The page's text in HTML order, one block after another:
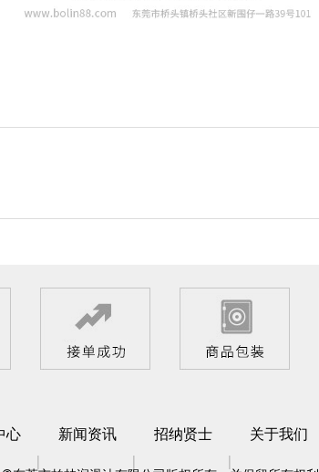
心
|
新闻资讯
|
招纳贤士
|
关于我们